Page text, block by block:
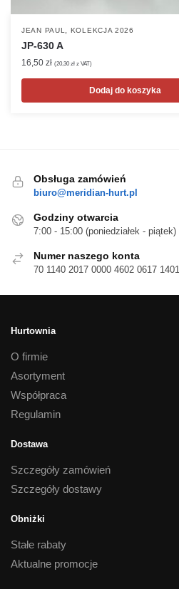
JEAN PAUL KOLEKCJA 2026
JP-630 A
16,50 zł (20,30 zł z VAT)
Dodaj do koszyka
Obsługa zamówień
biuro@meridian-hurt.pl
Godziny otwarcia
7:00 - 15:00 (poniedziałek - piątek)
Numer naszego konta
70 1140 2017 0000 4602 0617 1401
Hurtownia
O firmie
Asortyment
Współpraca
Regulamin
Dostawa
Szczegóły zamówień
Szczegóły dostawy
Obniżki
Stałe rabaty
Aktualne promocje